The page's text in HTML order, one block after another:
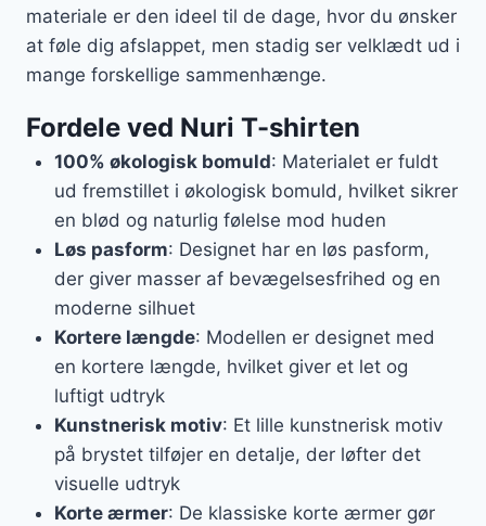
materiale er den ideel til de dage, hvor du ønsker
at føle dig afslappet, men stadig ser velklædt ud i
mange forskellige sammenhænge.
Fordele ved Nuri T-shirten
100% økologisk bomuld: Materialet er fuldt
ud fremstillet i økologisk bomuld, hvilket sikrer
en blød og naturlig følelse mod huden
Løs pasform: Designet har en løs pasform,
der giver masser af bevægelsesfrihed og en
moderne silhuet
Kortere længde: Modellen er designet med
en kortere længde, hvilket giver et let og
luftigt udtryk
Kunstnerisk motiv: Et lille kunstnerisk motiv
på brystet tilføjer en detalje, der løfter det
visuelle udtryk
Korte ærmer: De klassiske korte ærmer gør